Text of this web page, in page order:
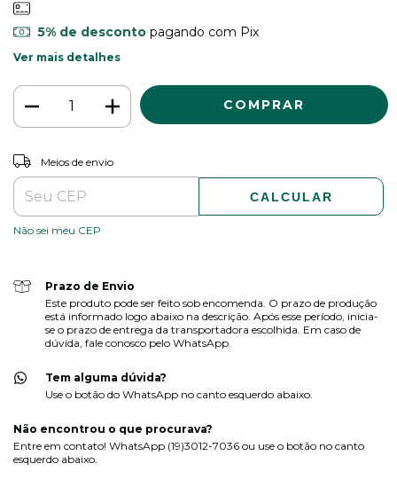
5% de descontopagando com Pix
Ver mais detalhes
Entregas para o CEP:
Meios de envio
CALCULAR
Não sei meu CEP
Prazo de Envio
Este produto pode ser feito sob encomenda. O prazo de produção
está informado logo abaixo na descrição. Após esse período, inicia-
se o prazo de entrega da transportadora escolhida. Em caso de
dúvida, fale conosco pelo WhatsApp.
Tem alguma dúvida?
Use o botão do WhatsApp no canto esquerdo abaixo.
Não encontrou o que procurava?
Entre em contato! WhatsApp (19)3012-7036 ou use o botão no canto
esquerdo abaixo.